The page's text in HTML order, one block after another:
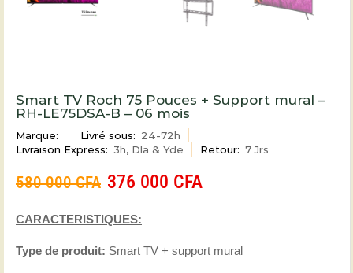
Smart TV Roch 75 Pouces + Support mural –
RH-LE75DSA-B – 06 mois
Marque: Livré sous: 24-72h
Livraison Express: 3h, Dla & Yde Retour: 7 Jrs
580 000CFA 376 000 CFA
CARACTERISTIQUES:
Type de produit: Smart TV + support mural